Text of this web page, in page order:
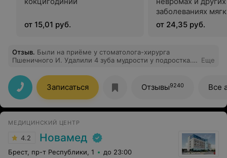
от 15,01 руб.
заболеваниях
от 24,35 руб.
Отзыв. Были на приёме у стоматолога-хирурга
Пшеничного И. Удалили 4 зуба мудрости у подростка.
разрядился обстановку, удалил все зубы мудрости
быстро и безболезненно, дал рекомендации до
удаления швов и после. В итоге мы счастливы!!! Зря
боялись)
Еще
Записаться Отзывы9240 Все
МЕДИЦИНСКИЙ ЦЕНТР
4.2 Новамед
Брест, пр-т Республики, 1 до 23:00